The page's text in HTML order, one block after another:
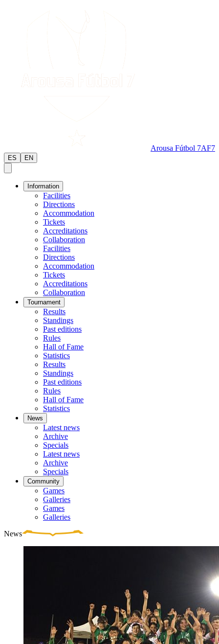
Arousa Fútbol 7AF7
ES EN
Information
Facilities
Directions
Accommodation
Tickets
Accreditations
Collaboration
Facilities
Directions
Accommodation
Tickets
Accreditations
Collaboration
Tournament
Results
Standings
Past editions
Rules
Hall of Fame
Statistics
Results
Standings
Past editions
Rules
Hall of Fame
Statistics
News
Latest news
Archive
Specials
Latest news
Archive
Specials
Community
Games
Galleries
Games
Galleries
News